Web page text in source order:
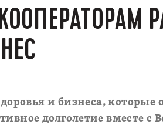
и бизнеса,
долголетие вместе с